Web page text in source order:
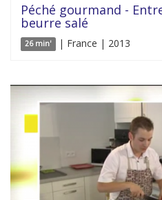
Péché gourmand -
beurre salé
26 min' | France | 2013